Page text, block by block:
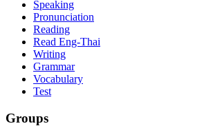
Speaking
Pronunciation
Reading
Read Eng-Thai
Writing
Grammar
Vocabulary
Test
Groups